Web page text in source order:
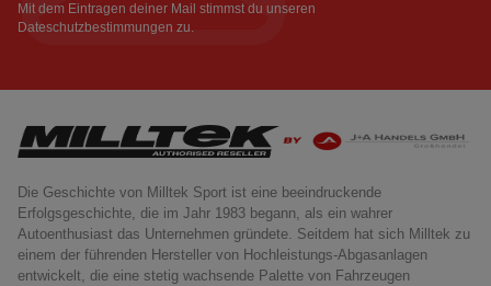
Mit dem Eintragen deiner Mail stimmst du unseren
Dateschutzbestimmungen zu.
Die Geschichte von Milltek Sport ist eine beeindruckende
Erfolgsgeschichte, die im Jahr 1983 begann, als ein wahrer
Autoenthusiast das Unternehmen gründete. Seitdem hat sich Milltek zu
einem der führenden Hersteller von Hochleistungs-Abgasanlagen
entwickelt, die eine stetig wachsende Palette von Fahrzeugen